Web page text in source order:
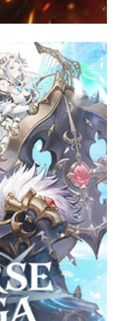
มต่อสู้เคียงบ่าเคียงไหล่กับ
งโชคชะตาเพื่อปกป้อง
ยวันสิ้นโลก